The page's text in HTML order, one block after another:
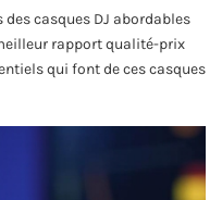
casques DJ abordables
rapport qualité-prix
qui font de ces casques